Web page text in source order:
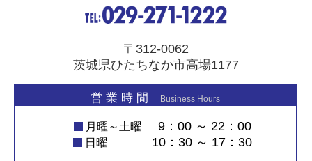
〒312-0062
茨城県ひたちなか市高場1177
営 業 時 間 Business Hours
月曜～土曜 9：00 ～ 22：00
日曜 10：30 ～ 17：30